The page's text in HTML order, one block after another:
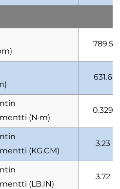
789.5
631.6
(N·m)
0.329
(KG.CM)
3.23
(LB.IN)
3.72